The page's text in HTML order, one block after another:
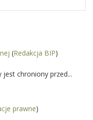
(Redakcja BIP)
chroniony przed...
prawne)